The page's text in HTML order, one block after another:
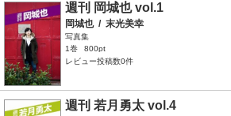
週刊 岡城也 vol.1
岡城也 / 末光美幸
写真集
1巻
800pt
レビュー投稿数0件
週刊 若月勇太 vol.4